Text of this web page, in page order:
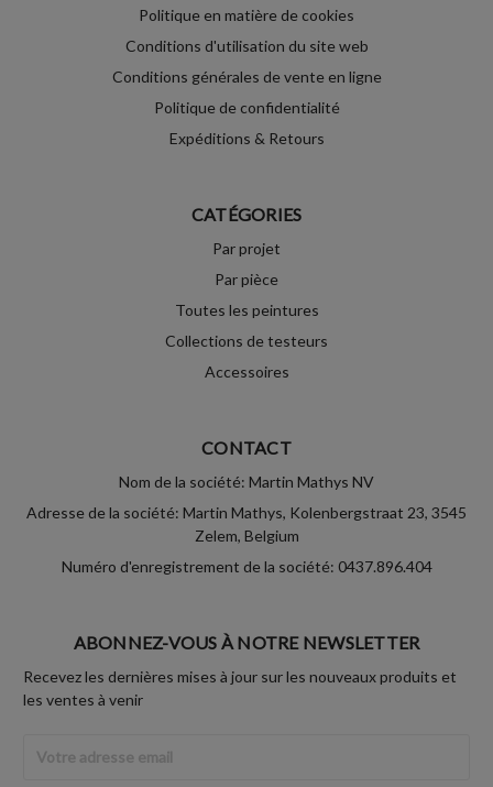
Politique en matière de cookies
Conditions d'utilisation du site web
Conditions générales de vente en ligne
Politique de confidentialité
Expéditions & Retours
CATÉGORIES
Par projet
Par pièce
Toutes les peintures
Collections de testeurs
Accessoires
CONTACT
Nom de la société: Martin Mathys NV
Adresse de la société: Martin Mathys, Kolenbergstraat 23, 3545
Zelem, Belgium
Numéro d'enregistrement de la société: 0437.896.404
ABONNEZ-VOUS À NOTRE NEWSLETTER
Recevez les dernières mises à jour sur les nouveaux produits et
les ventes à venir
Email